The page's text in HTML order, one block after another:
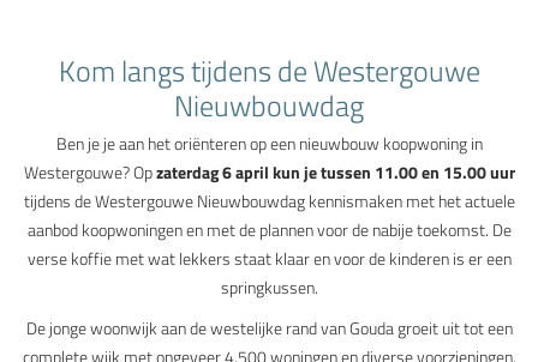
Kom langs tijdens de Westergouwe
Nieuwbouwdag
Ben je je aan het oriënteren op een nieuwbouw koopwoning in
Westergouwe? Opzaterdag 6 april kun je tussen 11.00 en 15.00 uur
tijdens de Westergouwe Nieuwbouwdag kennismaken met het actuele
aanbod koopwoningen en met de plannen voor de nabije toekomst. De
verse koffie met wat lekkers staat klaar en voor de kinderen is er een
springkussen.
De jonge woonwijk aan de westelijke rand van Gouda groeit uit tot een